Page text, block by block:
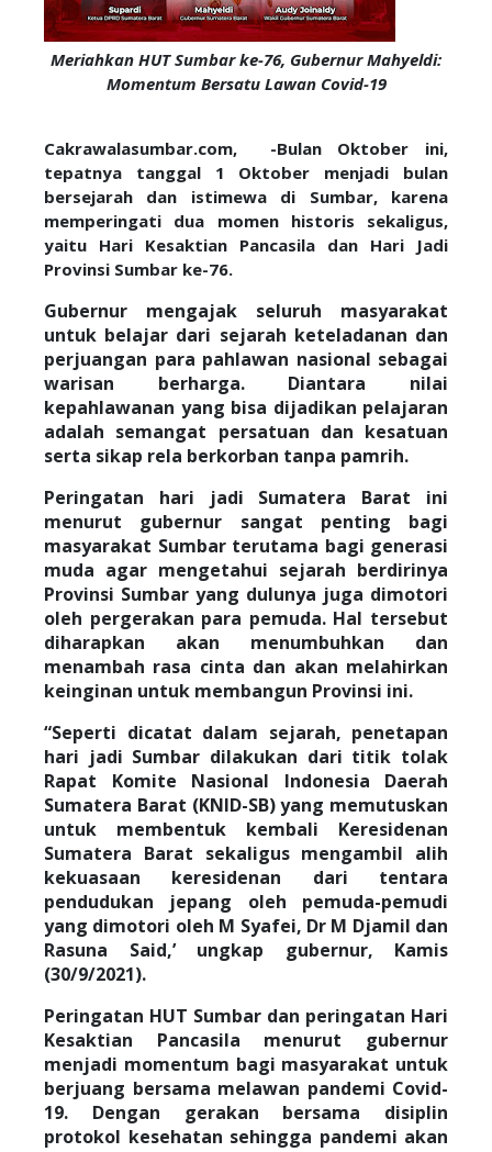
Meriahkan HUT Sumbar ke-76, Gubernur Mahyeldi:
Momentum Bersatu Lawan Covid-19
Cakrawalasumbar.com, -Bulan Oktober ini,
tepatnya tanggal 1 Oktober menjadi bulan
bersejarah dan istimewa di Sumbar, karena
memperingati dua momen historis sekaligus,
yaitu Hari Kesaktian Pancasila dan Hari Jadi
Provinsi Sumbar ke-76.
Gubernur mengajak seluruh masyarakat
untuk belajar dari sejarah keteladanan dan
perjuangan para pahlawan nasional sebagai
warisan berharga. Diantara nilai
kepahlawanan yang bisa dijadikan pelajaran
adalah semangat persatuan dan kesatuan
serta sikap rela berkorban tanpa pamrih.
Peringatan hari jadi Sumatera Barat ini
menurut gubernur sangat penting bagi
masyarakat Sumbar terutama bagi generasi
muda agar mengetahui sejarah berdirinya
Provinsi Sumbar yang dulunya juga dimotori
oleh pergerakan para pemuda. Hal tersebut
diharapkan akan menumbuhkan dan
menambah rasa cinta dan akan melahirkan
keinginan untuk membangun Provinsi ini.
“Seperti dicatat dalam sejarah, penetapan
hari jadi Sumbar dilakukan dari titik tolak
Rapat Komite Nasional Indonesia Daerah
Sumatera Barat (KNID-SB) yang memutuskan
untuk membentuk kembali Keresidenan
Sumatera Barat sekaligus mengambil alih
kekuasaan keresidenan dari tentara
pendudukan jepang oleh pemuda-pemudi
yang dimotori oleh M Syafei, Dr M Djamil dan
Rasuna Said,’ ungkap gubernur, Kamis
(30/9/2021).
Peringatan HUT Sumbar dan peringatan Hari
Kesaktian Pancasila menurut gubernur
menjadi momentum bagi masyarakat untuk
berjuang bersama melawan pandemi Covid-
19. Dengan gerakan bersama disiplin
protokol kesehatan sehingga pandemi akan